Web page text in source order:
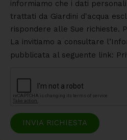
informiamo che i dati
trattati da Giardini d'acqua
rispondere alle Sue richieste.
La invitiamo a consultare
pubblicata al seguente link:
INVIA RICHIESTA